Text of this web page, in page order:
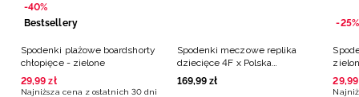
-40%
Bestsellery
Spodenki plażowe boardshorty
chłopięce - zielone
29,99 zł
Najniższa cena z ostatnich 30 dni
Spodenki meczowe replika
dziecięce 4F x Polska
Siatkówka - zielone
169,99 zł
-25%
29,99